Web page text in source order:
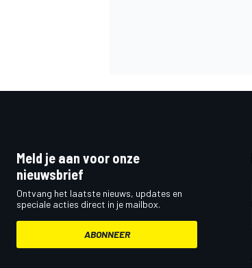
Meld je aan voor onze
nieuwsbrief
Ontvang het laatste nieuws, updates en
speciale acties direct in je mailbox.
ABONNEER